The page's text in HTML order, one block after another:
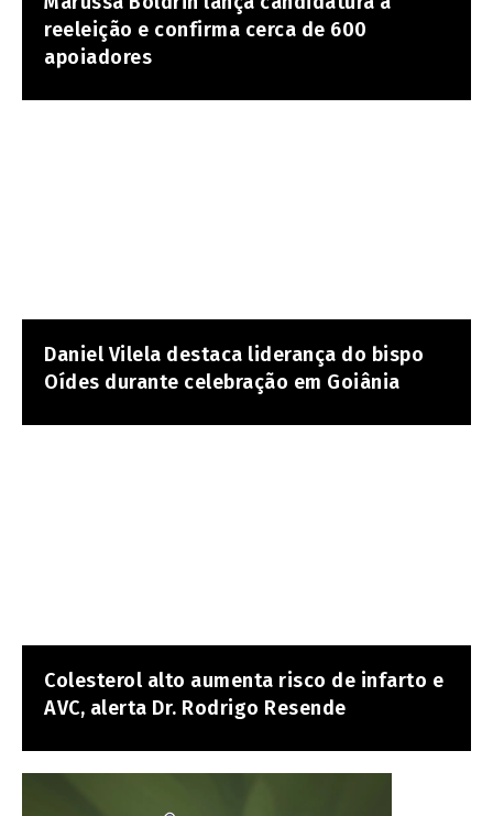
reeleição e confirma cerca de 600
apoiadores
Daniel Vilela destaca liderança do bispo
Oídes durante celebração em Goiânia
Colesterol alto aumenta risco de infarto e
AVC, alerta Dr. Rodrigo Resende